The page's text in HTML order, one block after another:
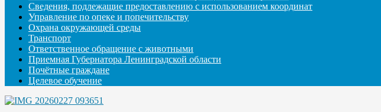
Сведения, подлежащие предоставлению с использованием координат
Управление по опеке и попечительству
Охрана окружающей среды
Транспорт
Ответственное обращение с животными
Приемная Губернатора Ленинградской области
Почётные граждане
Целевое обучение